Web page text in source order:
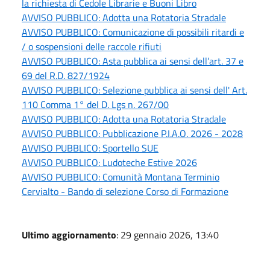
AVVISO PUBBLICO: Adotta una Rotatoria Stradale
AVVISO PUBBLICO: Comunicazione di possibili ritardi e
/ o sospensioni delle raccole rifiuti
AVVISO PUBBLICO: Asta pubblica ai sensi dell’art. 37 e
69 del R.D. 827/1924
AVVISO PUBBLICO: Selezione pubblica ai sensi dell' Art.
110 Comma 1° del D. Lgs n. 267/00
AVVISO PUBBLICO: Adotta una Rotatoria Stradale
AVVISO PUBBLICO: Pubblicazione P.I.A.O. 2026 - 2028
AVVISO PUBBLICO: Sportello SUE
AVVISO PUBBLICO: Ludoteche Estive 2026
AVVISO PUBBLICO: Comunità Montana Terminio
Cervialto - Bando di selezione Corso di Formazione
Ultimo aggiornamento: 29 gennaio 2026, 13:40